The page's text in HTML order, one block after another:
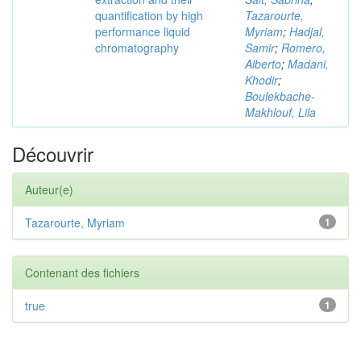
quantification by high
performance liquid
chromatography
Tazarourte,
Myriam; Hadjal,
Samir; Romero,
Alberto; Madani,
Khodir;
Boulekbache-
Makhlouf, Lila
Découvrir
Auteur(e)
1
Tazarourte, Myriam
Contenant des fichiers
1
true